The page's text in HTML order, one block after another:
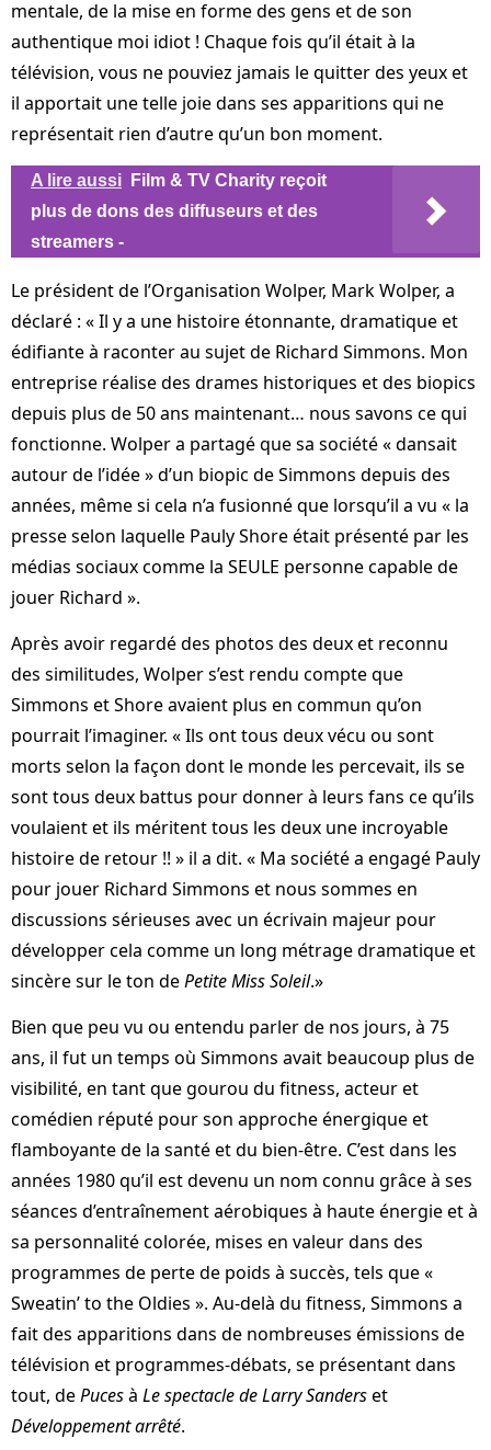
mentale, de la mise en forme des gens et de son
authentique moi idiot ! Chaque fois qu’il était à la
télévision, vous ne pouviez jamais le quitter des yeux et
il apportait une telle joie dans ses apparitions qui ne
représentait rien d’autre qu’un bon moment.
A lire aussi
Film & TV Charity reçoit
plus de dons des diffuseurs et des
streamers -
Le président de l’Organisation Wolper, Mark Wolper, a
déclaré : « Il y a une histoire étonnante, dramatique et
édifiante à raconter au sujet de Richard Simmons. Mon
entreprise réalise des drames historiques et des biopics
depuis plus de 50 ans maintenant… nous savons ce qui
fonctionne. Wolper a partagé que sa société « dansait
autour de l’idée » d’un biopic de Simmons depuis des
années, même si cela n’a fusionné que lorsqu’il a vu « la
presse selon laquelle Pauly Shore était présenté par les
médias sociaux comme la SEULE personne capable de
jouer Richard ».
Après avoir regardé des photos des deux et reconnu
des similitudes, Wolper s’est rendu compte que
Simmons et Shore avaient plus en commun qu’on
pourrait l’imaginer. « Ils ont tous deux vécu ou sont
morts selon la façon dont le monde les percevait, ils se
sont tous deux battus pour donner à leurs fans ce qu’ils
voulaient et ils méritent tous les deux une incroyable
histoire de retour !! » il a dit. « Ma société a engagé Pauly
pour jouer Richard Simmons et nous sommes en
discussions sérieuses avec un écrivain majeur pour
développer cela comme un long métrage dramatique et
sincère sur le ton dePetite Miss Soleil.»
Bien que peu vu ou entendu parler de nos jours, à 75
ans, il fut un temps où Simmons avait beaucoup plus de
visibilité, en tant que gourou du fitness, acteur et
comédien réputé pour son approche énergique et
flamboyante de la santé et du bien-être. C’est dans les
années 1980 qu’il est devenu un nom connu grâce à ses
séances d’entraînement aérobiques à haute énergie et à
sa personnalité colorée, mises en valeur dans des
programmes de perte de poids à succès, tels que «
Sweatin’ to the Oldies ». Au-delà du fitness, Simmons a
fait des apparitions dans de nombreuses émissions de
télévision et programmes-débats, se présentant dans
tout, dePucesà Le spectacle de Larry Sanderset
Développement arrêté.